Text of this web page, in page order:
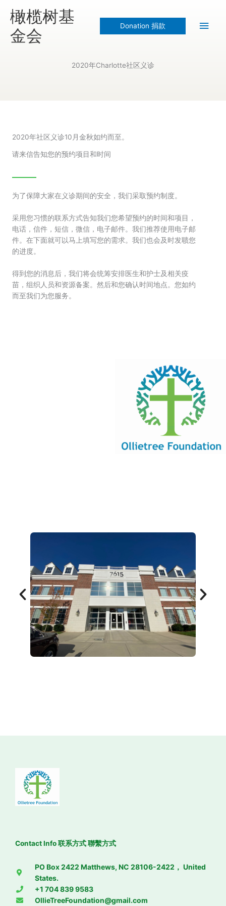
content
橄榄树基
金会
Donation 捐款
2020年Charlotte社区义诊
2020年社区义诊10月金秋如约而至。
请来信告知您的预约项目和时间
为了保障大家在义诊期间的安全，我们采取预约制度。
采用您习惯的联系方式告知我们您希望预约的时间和项目，
电话，信件，短信，微信，电子邮件。我们推荐使用电子邮
件。在下面就可以马上填写您的需求。我们也会及时发聩您
的进度。
得到您的消息后，我们将会统筹安排医生和护士及相关疫
苗，组织人员和资源备案。然后和您确认时间地点。您如约
而至我们为您服务。
Contact Info 联系方式 聯繫方式
PO Box 2422 Matthews, NC 28106-2422， United
States.
+1 704 839 9583
OllieTreeFoundation@gmail.com